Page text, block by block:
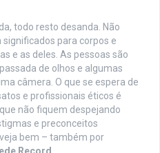
todo resto desanda. Não
para corpos e
e as deles. As pessoas são
de olhos e algumas
câmera. O que se espera de
e profissionais éticos é
não fiquem despejando
e preconceitos
bem – também por
Record